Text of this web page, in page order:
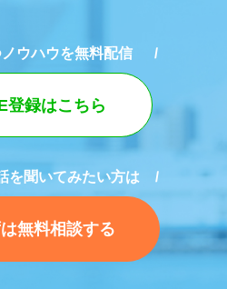
ウハウを無料配信
登録はこちら
を聞いてみたい方は
無料相談する